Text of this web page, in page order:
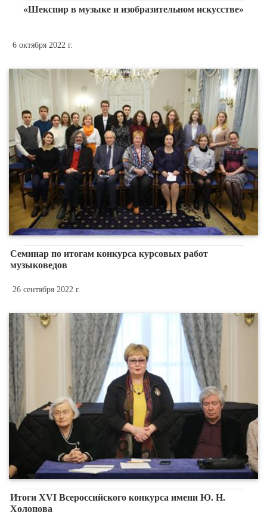
«Шекспир в музыке и изобразительном искусстве»
6 октября 2022 г.
Семинар по итогам конкурса курсовых работ
музыковедов
26 сентября 2022 г.
Итоги XVI Всероссийского конкурса имени Ю. Н.
Холопова